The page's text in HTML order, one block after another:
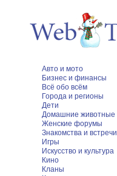
Авто и мото
Бизнес и финансы
Всё обо всём
Города и регионы
Дети
Домашние животные
Женские форумы
Знакомства и встречи
Игры
Искусство и культура
Кино
Кланы